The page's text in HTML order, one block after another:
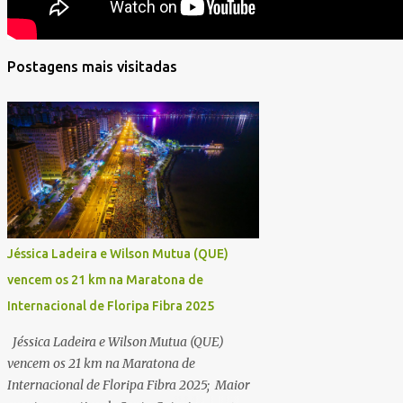
Postagens mais visitadas
Jéssica Ladeira e Wilson Mutua (QUE)
vencem os 21 km na Maratona de
Internacional de Floripa Fibra 2025
Jéssica Ladeira e Wilson Mutua (QUE)
vencem os 21 km na Maratona de
Internacional de Floripa Fibra 2025; Maior